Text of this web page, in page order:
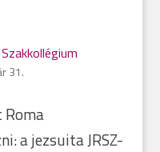
31.
a jezsuita JRSZ-